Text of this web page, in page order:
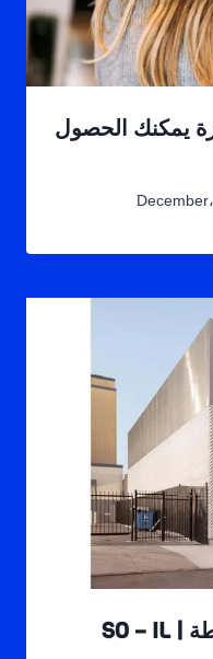
يمكنك الحصول
مركز امانت للفنون بواسطة SO – IL |